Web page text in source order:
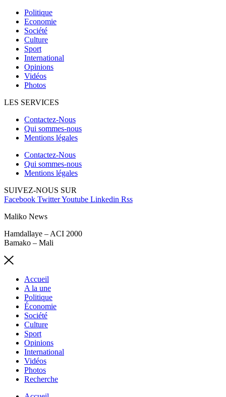
Politique
Economie
Société
Culture
Sport
International
Opinions
Vidéos
Photos
LES SERVICES
Contactez-Nous
Qui sommes-nous
Mentions légales
Contactez-Nous
Qui sommes-nous
Mentions légales
SUIVEZ-NOUS SUR
Facebook TwitterYoutube Linkedin Rss
Maliko News
Hamdallaye – ACI 2000
Bamako – Mali
Accueil
A la une
Politique
Économie
Société
Culture
Sport
Opinions
International
Vidéos
Photos
Recherche